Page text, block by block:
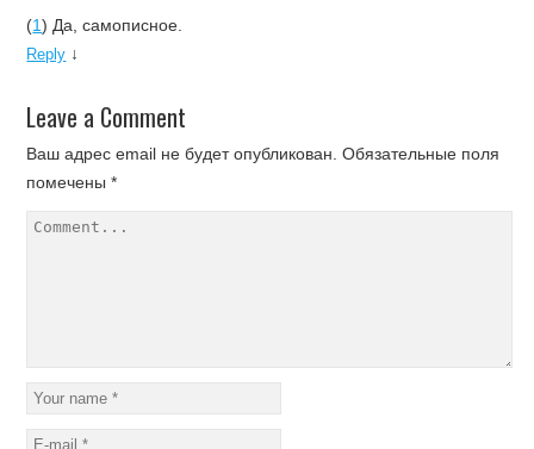
(1) Да, самописное.
Reply ↓
Leave a Comment
Ваш адрес email не будет опубликован. Обязательные поля
помечены*